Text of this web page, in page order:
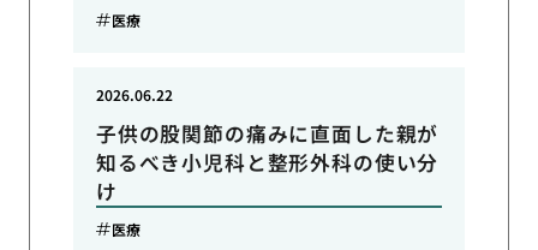
医療
子供の股関節の痛みに直面した親が
知るべき小児科と整形外科の使い分
け
2026.06.22
医療